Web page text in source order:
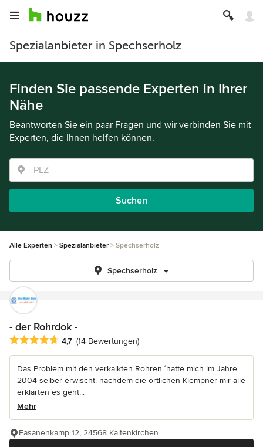
Spezialanbieter in Spechserholz
Finden Sie passende Experten in Ihrer
Nähe
Beantworten Sie ein paar Fragen und wir verbinden Sie mit
Experten, die Ihnen helfen können.
Suchen
Alle Experten Spezialanbieter Spechserholz
Spechserholz
- der Rohrdok -
Durchschnittliche Bewertung: 4.7 von 5 Sternen
4,7 (14 Bewertungen)
Das Problem mit den verkalkten Rohren ´hatte mich im Jahre
2004 selber erwischt. nachdem die örtlichen Klempner mir alle
erklärten es geht...
Mehr
Fasanenkamp 12, 24568 Kaltenkirchen